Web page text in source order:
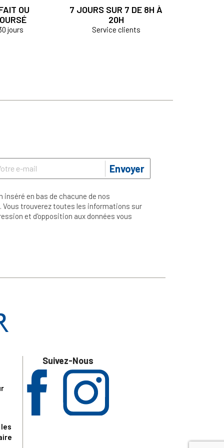
OU
jours
7 JOURS SUR 7 DE 8H À
20H
Service clients
Envoyer
en bas de chacune de nos
trouverez toutes les informations sur
et d'opposition aux données vous
Suivez-Nous